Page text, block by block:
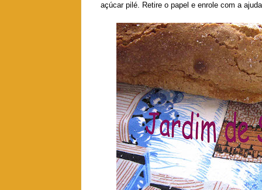
açúcar pilé. Retire o papel e enrole com a